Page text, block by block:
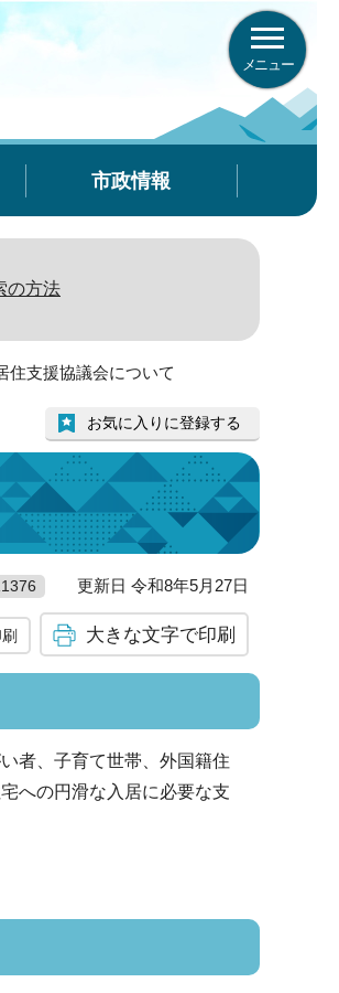
メニュー
市政情報
の方法
住支援協議会について
お気に入りに登録する
更新日 令和8年5月27日
大きな文字で印刷
者、子育て世帯、外国籍住
への円滑な入居に必要な支